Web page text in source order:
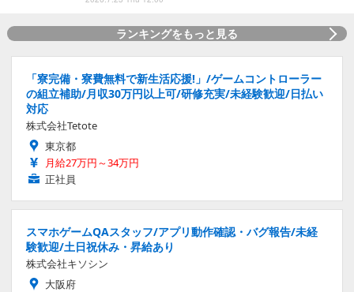
ランキングをもっと見る
「寮完備・寮費無料で新生活応援!」/ゲームコントローラー
の組立補助/月収30万円以上可/研修充実/未経験歓迎/日払い
対応
株式会社Tetote
東京都
月給27万円～34万円
正社員
スマホゲームQAスタッフ/アプリ動作確認・バグ報告/未経
験歓迎/土日祝休み・昇給あり
株式会社キソシン
大阪府